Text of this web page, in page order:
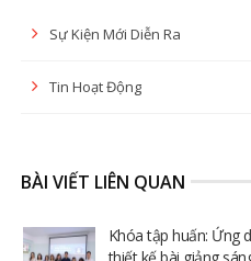
Sự Kiện Mới Diễn Ra
Tin Hoạt Động
BÀI VIẾT LIÊN QUAN
Khóa tập huấn: Ứng